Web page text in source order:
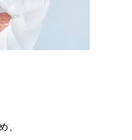
、